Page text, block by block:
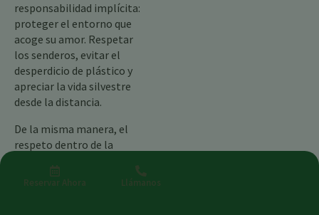
responsabilidad implícita:
proteger el entorno que
acoge su amor. Respetar
los senderos, evitar el
desperdicio de plástico y
apreciar la vida silvestre
desde la distancia.
De la misma manera, el
respeto dentro de la
experiencia. Ser paciente,
Reservar Ahora Llámanos